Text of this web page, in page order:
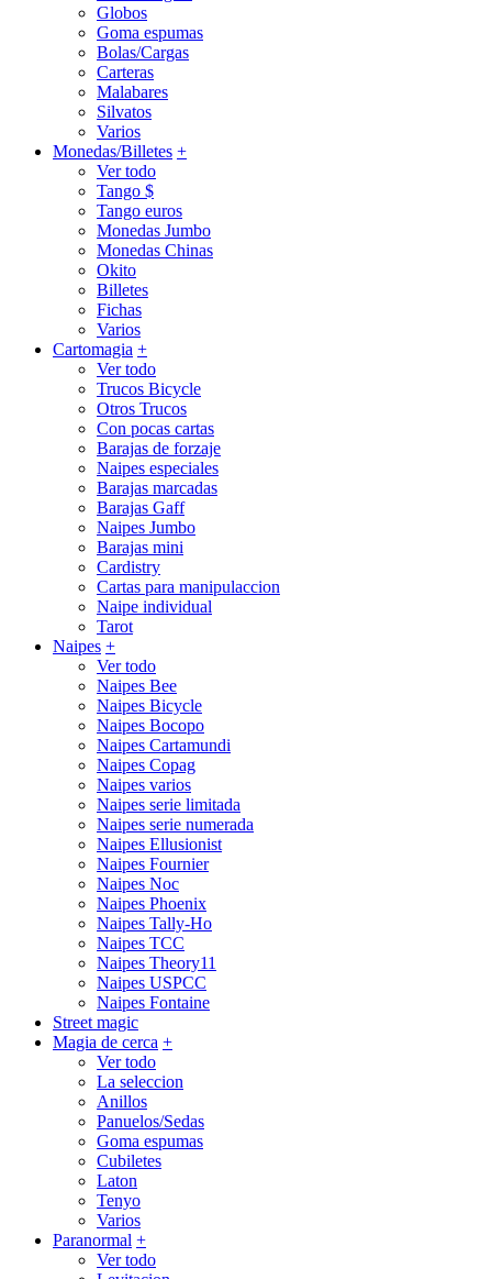
Globos
Goma espumas
Bolas/Cargas
Carteras
Malabares
Silvatos
Varios
Monedas/Billetes +
Ver todo
Tango $
Tango euros
Monedas Jumbo
Monedas Chinas
Okito
Billetes
Fichas
Varios
Cartomagia +
Ver todo
Trucos Bicycle
Otros Trucos
Con pocas cartas
Barajas de forzaje
Naipes especiales
Barajas marcadas
Barajas Gaff
Naipes Jumbo
Barajas mini
Cardistry
Cartas para manipulaccion
Naipe individual
Tarot
Naipes +
Ver todo
Naipes Bee
Naipes Bicycle
Naipes Bocopo
Naipes Cartamundi
Naipes Copag
Naipes varios
Naipes serie limitada
Naipes serie numerada
Naipes Ellusionist
Naipes Fournier
Naipes Noc
Naipes Phoenix
Naipes Tally-Ho
Naipes TCC
Naipes Theory11
Naipes USPCC
Naipes Fontaine
Street magic
Magia de cerca +
Ver todo
La seleccion
Anillos
Panuelos/Sedas
Goma espumas
Cubiletes
Laton
Tenyo
Varios
Paranormal +
Ver todo